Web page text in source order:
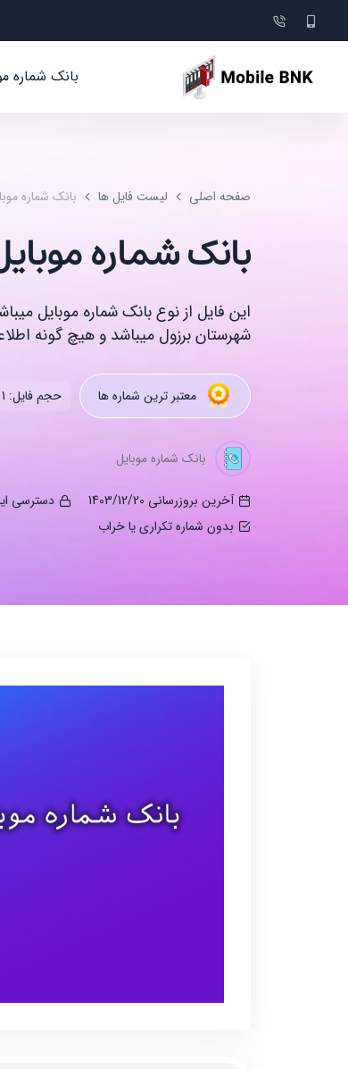
بانک شماره
صفحه اصلی لیست فایل ها بانک شماره
بانک شماره
این فایل از نوع بانک شماره موبایل
شهرستان برزول میباشد و هیچ گونه
معتبر ترین شماره ها حجم فایل: 1 KB
بانک شماره موبایل
آخرین بروزرسانی 1403/12/20 دسترسی
بدون شماره تکراری یا خراب